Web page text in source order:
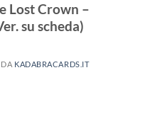
Lost Crown –
su scheda)
DA KADABRACARDS.IT